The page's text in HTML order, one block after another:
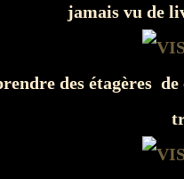
jamais vu de
des étagères